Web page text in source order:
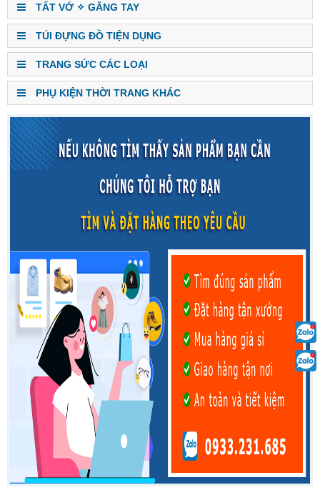
TẤT VỚ ✧ GĂNG TAY
TÚI ĐỰNG ĐỒ TIỆN DỤNG
TRANG SỨC CÁC LOẠI
PHỤ KIỆN THỜI TRANG KHÁC